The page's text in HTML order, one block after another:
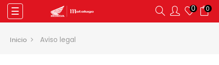
Navegación
de
☰ 0 0
Inicio Aviso legal